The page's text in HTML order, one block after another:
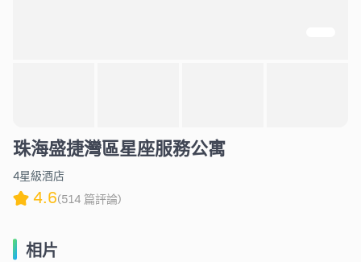
珠海盛捷灣區星座服務公寓
4星級酒店
4.6(514 篇評論)
相片